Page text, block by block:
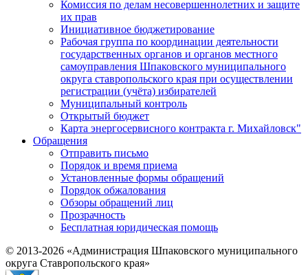
Комиссия по делам несовершеннолетних и защите
их прав
Инициативное бюджетирование
Рабочая группа по координации деятельности
государственных органов и органов местного
самоуправления Шпаковского муниципального
округа ставропольского края при осуществлении
регистрации (учёта) избирателей
Муниципальный контроль
Открытый бюджет
Карта энергосервисного контракта г. Михайловск"
Обращения
Отправить письмо
Порядок и время приема
Установленные формы обращений
Порядок обжалования
Обзоры обращений лиц
Прозрачность
Бесплатная юридическая помощь
© 2013-2026 «Администрация Шпаковского муниципального
округа Ставропольского края»